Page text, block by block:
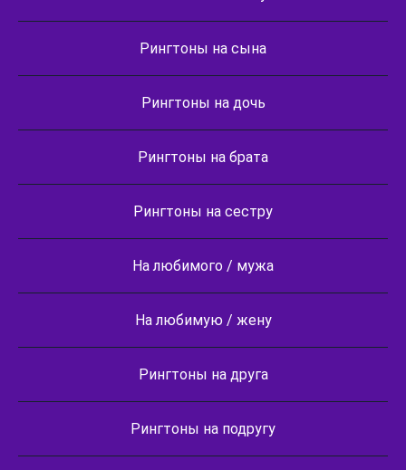
Рингтоны на сына
Рингтоны на дочь
Рингтоны на брата
Рингтоны на сестру
На любимого / мужа
На любимую / жену
Рингтоны на друга
Рингтоны на подругу